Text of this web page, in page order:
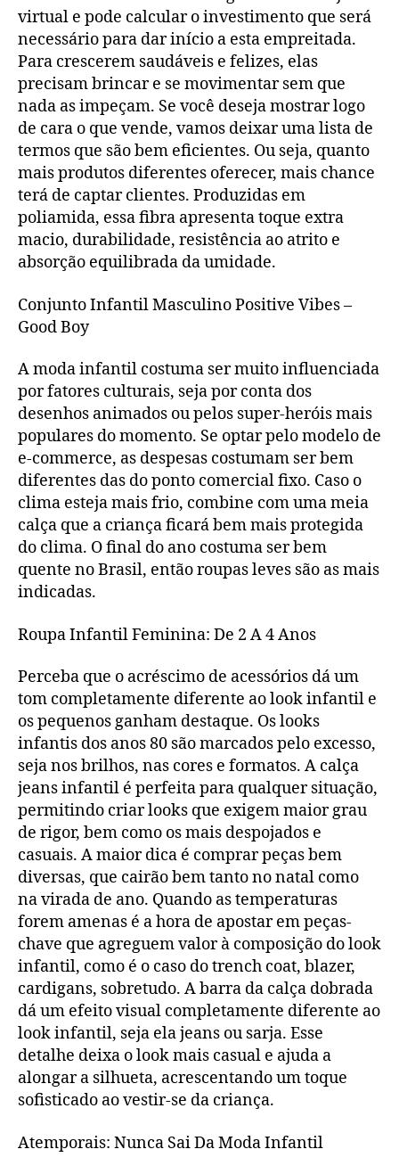
virtual e pode calcular o investimento que será
necessário para dar início a esta empreitada.
Para crescerem saudáveis e felizes, elas
precisam brincar e se movimentar sem que
nada as impeçam. Se você deseja mostrar logo
de cara o que vende, vamos deixar uma lista de
termos que são bem eficientes. Ou seja, quanto
mais produtos diferentes oferecer, mais chance
terá de captar clientes. Produzidas em
poliamida, essa fibra apresenta toque extra
macio, durabilidade, resistência ao atrito e
absorção equilibrada da umidade.
Conjunto Infantil Masculino Positive Vibes –
Good Boy
A moda infantil costuma ser muito influenciada
por fatores culturais, seja por conta dos
desenhos animados ou pelos super-heróis mais
populares do momento. Se optar pelo modelo de
e-commerce, as despesas costumam ser bem
diferentes das do ponto comercial fixo. Caso o
clima esteja mais frio, combine com uma meia
calça que a criança ficará bem mais protegida
do clima. O final do ano costuma ser bem
quente no Brasil, então roupas leves são as mais
indicadas.
Roupa Infantil Feminina: De 2 A 4 Anos
Perceba que o acréscimo de acessórios dá um
tom completamente diferente ao look infantil e
os pequenos ganham destaque. Os looks
infantis dos anos 80 são marcados pelo excesso,
seja nos brilhos, nas cores e formatos. A calça
jeans infantil é perfeita para qualquer situação,
permitindo criar looks que exigem maior grau
de rigor, bem como os mais despojados e
casuais. A maior dica é comprar peças bem
diversas, que cairão bem tanto no natal como
na virada de ano. Quando as temperaturas
forem amenas é a hora de apostar em peças-
chave que agreguem valor à composição do look
infantil, como é o caso do trench coat, blazer,
cardigans, sobretudo. A barra da calça dobrada
dá um efeito visual completamente diferente ao
look infantil, seja ela jeans ou sarja. Esse
detalhe deixa o look mais casual e ajuda a
alongar a silhueta, acrescentando um toque
sofisticado ao vestir-se da criança.
Atemporais: Nunca Sai Da Moda Infantil